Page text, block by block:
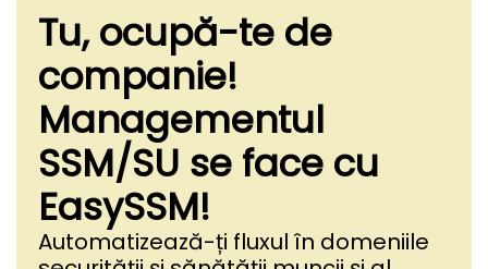
Tu, ocupă-te de
companie!
Managementul
SSM/SU se face cu
EasySSM!
Automatizează-ți fluxul în domeniile